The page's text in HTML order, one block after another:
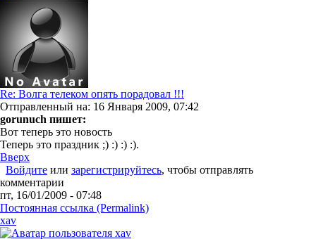
Re: Волга телеком опять порадовал !!!
Отправленный на: 16 Января 2009, 07:42
gorunuch пишет:
Вот теперь это новость
Теперь это праздник ;) :) :) :).
Вверх
Войдите или зарегистрируйтесь, чтобы отправлять
комментарии
пт, 16/01/2009 - 07:48
Постоянная ссылка (Permalink)
xav